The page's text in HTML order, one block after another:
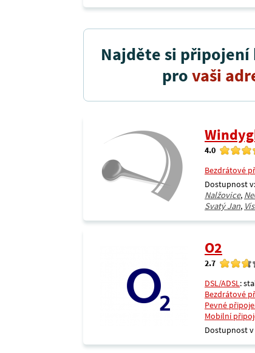
Najděte si
provaši
4.0
Bezdrátové
Dostupnost v:
Nalžovice,
Svatý Jan,
O2
2.7
DSL/ADSL:
Bezdrátové
Pevné
Mobilní
Dostupnost